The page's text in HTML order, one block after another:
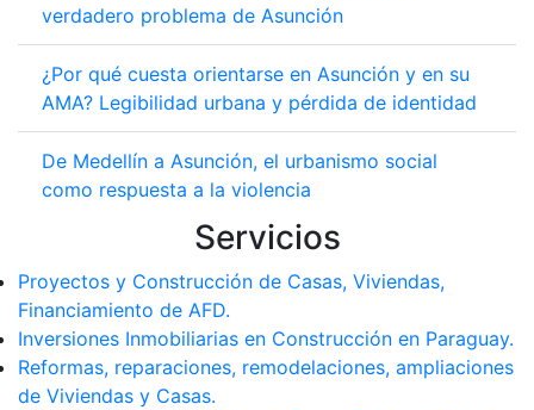
verdadero problema de Asunción
¿Por qué cuesta orientarse en Asunción y en su
AMA? Legibilidad urbana y pérdida de identidad
De Medellín a Asunción, el urbanismo social
como respuesta a la violencia
Servicios
Proyectos y Construcción de Casas, Viviendas,
Financiamiento de AFD.
Inversiones Inmobiliarias en Construcción en Paraguay.
Reformas, reparaciones, remodelaciones, ampliaciones
de Viviendas y Casas.